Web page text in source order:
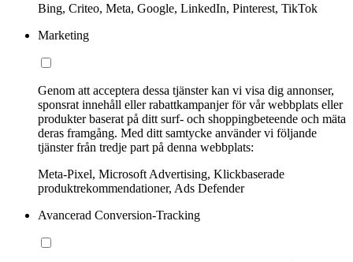
Bing, Criteo, Meta, Google, LinkedIn, Pinterest, TikTok
Marketing
Genom att acceptera dessa tjänster kan vi visa dig annonser,
sponsrat innehåll eller rabattkampanjer för vår webbplats eller
produkter baserat på ditt surf- och shoppingbeteende och mäta
deras framgång. Med ditt samtycke använder vi följande
tjänster från tredje part på denna webbplats:
Meta-Pixel, Microsoft Advertising, Klickbaserade
produktrekommendationer, Ads Defender
Avancerad Conversion-Tracking